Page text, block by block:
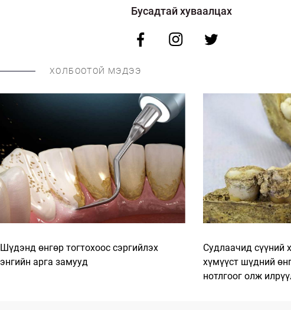
Бусадтай хуваалцах
ХОЛБООТОЙ МЭДЭЭ
Шүдэнд өнгөр тогтохоос сэргийлэх
энгийн арга замууд
Судлаачид сүүний
хүмүүст шүдний
нотлгоог олж